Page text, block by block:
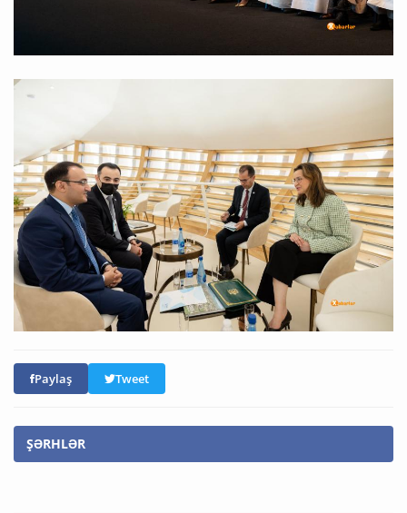
Paylaş Tweet
ŞƏRHLƏR